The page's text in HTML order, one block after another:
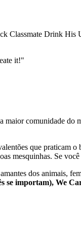
Classmate Drink
it!"
maior comunidade do
que praticam o
mesquinhas. Se
dos animais,
se importam), We